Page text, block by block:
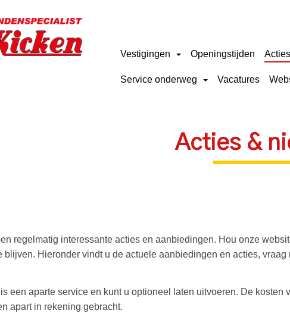
Vestigingen Openingstijden
Service onderweg Vacatures
Acties &
regelmatig interessante acties en aanbiedingen. Hou onze
blijven. Hieronder vindt u de actuele aanbiedingen en acties,
een aparte service en kunt u optioneel laten uitvoeren. De
apart in rekening gebracht.